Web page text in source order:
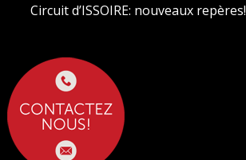
Circuit d’ISSOIRE: nouveaux repères!